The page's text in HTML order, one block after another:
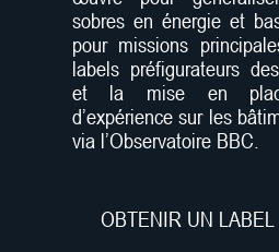
sobres en énergie et
pour missions
labels préfigurateurs
et la mise en
d’expérience sur les
via l’Observatoire BBC.
OBTENIR UN